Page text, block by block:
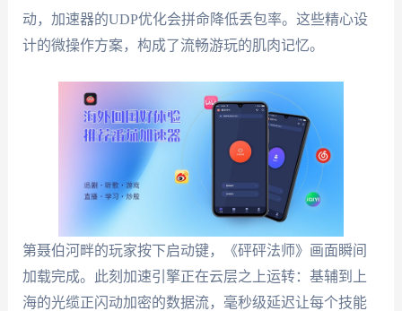
动，加速器的UDP优化会拼命降低丢包率。这些精心设
计的微操作方案，构成了流畅游玩的肌肉记忆。
第聂伯河畔的玩家按下启动键，《砰砰法师》画面瞬间
加载完成。此刻加速引擎正在云层之上运转：基辅到上
海的光缆正闪动加密的数据流，毫秒级延迟让每个技能